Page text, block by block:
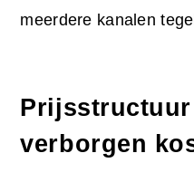
meerdere kanalen
Prijsstructuur
verborgen